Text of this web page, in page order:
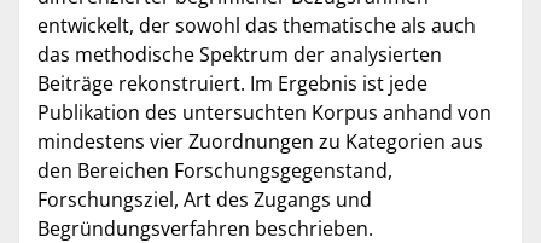
entwickelt, der sowohl das thematische als auch
das methodische Spektrum der analysierten
Beiträge rekonstruiert. Im Ergebnis ist jede
Publikation des untersuchten Korpus anhand von
mindestens vier Zuordnungen zu Kategorien aus
den Bereichen Forschungsgegenstand,
Forschungsziel, Art des Zugangs und
Begründungsverfahren beschrieben.